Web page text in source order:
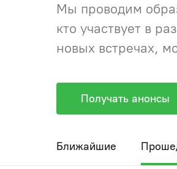
Мы проводим
кто участвует в
новых встречах,
Получать анонсы
Ближайшие